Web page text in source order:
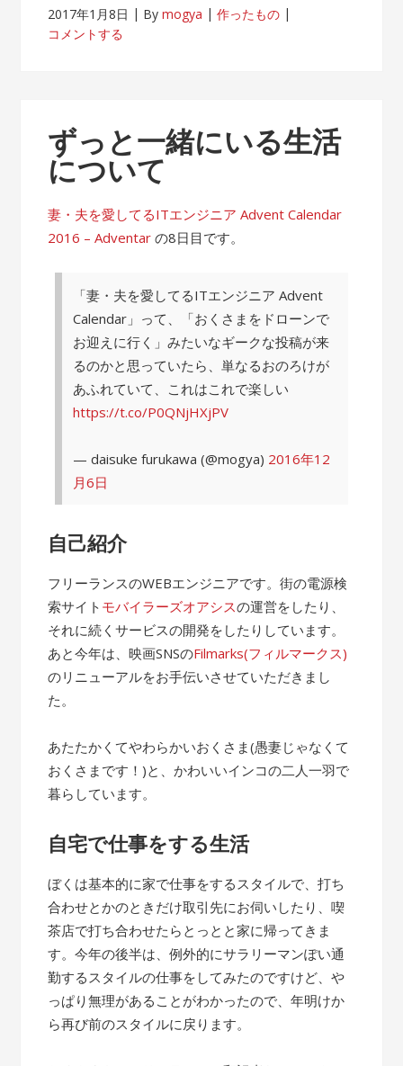
2017年1月8日 Bymogya
作ったもの
コメントする
ずっと一緒にいる生活
について
妻・夫を愛してるITエンジニア Advent Calendar
2016 – Adventar の8日目です。
「妻・夫を愛してるITエンジニア Advent
Calendar」って、「おくさまをドローンで
お迎えに行く」みたいなギークな投稿が来
るのかと思っていたら、単なるおのろけが
あふれていて、これはこれで楽しい
https://t.co/P0QNjHXjPV
— daisuke furukawa (@mogya) 2016年12
月6日
自己紹介
フリーランスのWEBエンジニアです。街の電源検
索サイト モバイラーズオアシスの運営をしたり、
それに続くサービスの開発をしたりしています。
あと今年は、映画SNSのFilmarks(フィルマークス)
のリニューアルをお手伝いさせていただきまし
た。
あたたかくてやわらかいおくさま(愚妻じゃなくて
おくさまです！)と、かわいいインコの二人一羽で
暮らしています。
自宅で仕事をする生活
ぼくは基本的に家で仕事をするスタイルで、打ち
合わせとかのときだけ取引先にお伺いしたり、喫
茶店で打ち合わせたらとっとと家に帰ってきま
す。今年の後半は、例外的にサラリーマンぽい通
勤するスタイルの仕事をしてみたのですけど、や
っぱり無理があることがわかったので、年明けか
ら再び前のスタイルに戻ります。